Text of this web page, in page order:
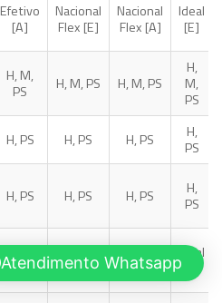
Efetivo
[A]
Nacional
Flex [E]
Nacional
Flex [A]
Ideal
[E]
H, M,
PS
H, M, PS H, M, PS
H,
M,
PS
H, PS H, PS H, PS
H,
PS
H, PS H, PS H, PS
H,
PS
Efetivo
[A]
Nacional
Flex [E]
Nacional
Flex [A]
Ideal
Atendimento Whatsapp